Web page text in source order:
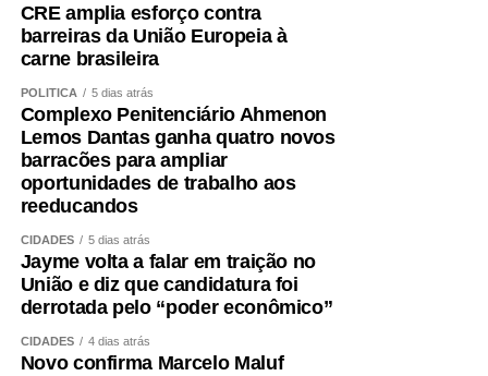
CRE amplia esforço contra
barreiras da União Europeia à
carne brasileira
POLÍTICA 5 dias atrás
Complexo Penitenciário Ahmenon
Lemos Dantas ganha quatro novos
barracões para ampliar
oportunidades de trabalho aos
reeducandos
CIDADES 5 dias atrás
Jayme volta a falar em traição no
União e diz que candidatura foi
derrotada pelo “poder econômico”
CIDADES 4 dias atrás
Novo confirma Marcelo Maluf